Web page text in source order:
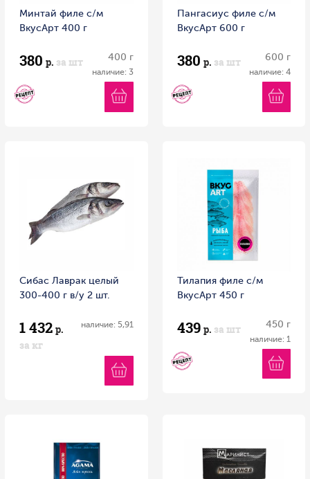
Минтай филе с/м
ВкусАрт 400 г
380 р. за шт 400 г
наличие: 3
Пангасиус филе с/м
ВкусАрт 600 г
380 р. за шт 600 г
наличие: 4
Сибас Лаврак целый
300-400 г в/у 2 шт.
1 432 р.
за кг
наличие: 5,91
Тилапия филе с/м
ВкусАрт 450 г
439 р. за шт 450 г
наличие: 1